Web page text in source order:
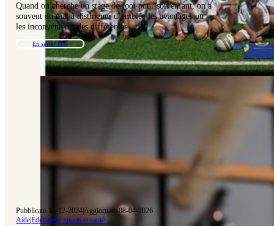
Quand on cherche un stage de foot pour son enfant, on a
souvent du mal à distinguer d’emblée les avantages ou
les inconvénients des différentes…
En savoir plus
Pubblicato 11-12-2024|Aggiornato 08-04-2026
Aide|Éducation, sports et santé